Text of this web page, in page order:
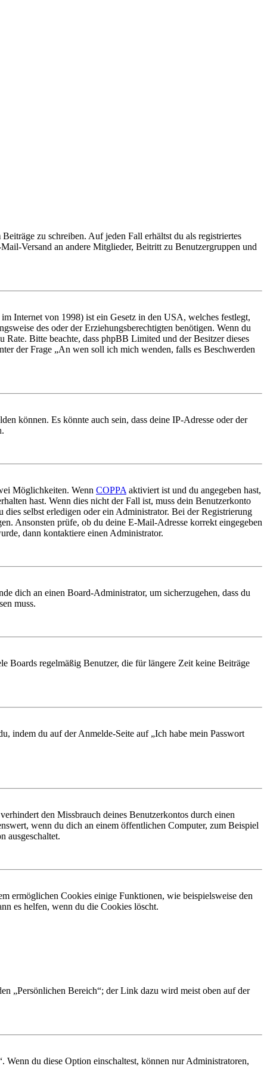
zu schreiben. Auf jeden Fall erhältst du als registriertes
Versand an andere Mitglieder, Beitritt zu Benutzergruppen und
Internet von 1998) ist ein Gesetz in den USA, welches festlegt,
des oder der Erziehungsberechtigten benötigen. Wenn du
Bitte beachte, dass phpBB Limited und der Besitzer dieses
der Frage „An wen soll ich mich wenden, falls es Beschwerden
können. Es könnte auch sein, dass deine IP-Adresse oder der
Möglichkeiten. Wenn COPPA aktiviert ist und du angegeben hast,
hast. Wenn dies nicht der Fall ist, muss dein Benutzerkonto
selbst erledigen oder ein Administrator. Bei der Registrierung
Ansonsten prüfe, ob du deine E-Mail-Adresse korrekt eingegeben
dann kontaktiere einen Administrator.
dich an einen Board-Administrator, um sicherzugehen, dass du
muss.
Boards regelmäßig Benutzer, die für längere Zeit keine Beiträge
indem du auf der Anmelde-Seite auf „Ich habe mein Passwort
den Missbrauch deines Benutzerkontos durch einen
wenn du dich an einem öffentlichen Computer, zum Beispiel
ausgeschaltet.
ermöglichen Cookies einige Funktionen, wie beispielsweise den
es helfen, wenn du die Cookies löscht.
„Persönlichen Bereich“; der Link dazu wird meist oben auf der
du diese Option einschaltest, können nur Administratoren,